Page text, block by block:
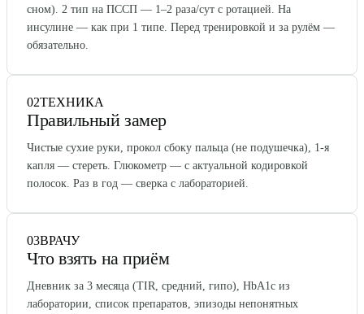
сном). 2 тип на ПССП — 1–2 раза/сут с ротацией. На
инсулине — как при 1 типе. Перед тренировкой и за рулём —
обязательно.
02ТЕХНИКА
Правильный замер
Чистые сухие руки, прокол сбоку пальца (не подушечка), 1-я
капля — стереть. Глюкометр — с актуальной кодировкой
полосок. Раз в год — сверка с лабораторией.
03ВРАЧУ
Что взять на приём
Дневник за 3 месяца (TIR, средний, гипо), HbA1c из
лаборатории, список препаратов, эпизоды непонятных